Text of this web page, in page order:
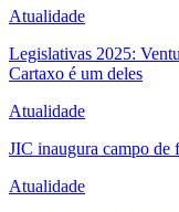
Atualidade
Legislativas 2025:
Cartaxo é um deles
Atualidade
JIC inaugura campo de
Atualidade